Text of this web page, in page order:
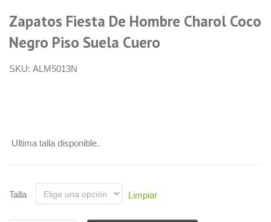
Zapatos Fiesta De Hombre Charol Coco
Negro Piso Suela Cuero
SKU: ALM5013N
Ultima talla disponible.
Talla Limpiar